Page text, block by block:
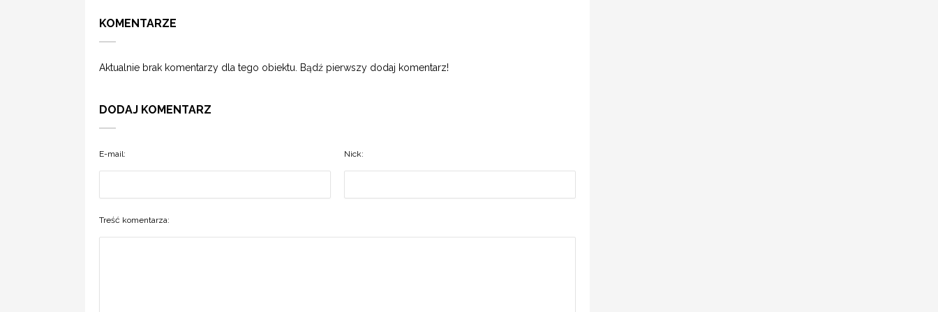
KOMENTARZE
Aktualnie brak komentarzy dla tego obiektu. Bądź pierwszy dodaj komentarz!
DODAJ KOMENTARZ
Nick:
E-mail:
Treść komentarza: